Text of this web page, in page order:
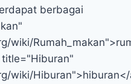
berbagai
wiki/
wiki/